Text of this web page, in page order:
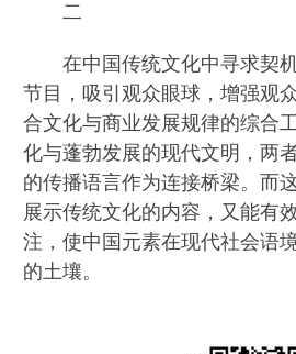
二
在中国传统文化中寻求契机
节目，吸引观众眼球，增强观
合文化与商业发展规律的综合
化与蓬勃发展的现代文明，两
的传播语言作为连接桥梁。而
展示传统文化的内容，又能有
注，使中国元素在现代社会语
的土壤。